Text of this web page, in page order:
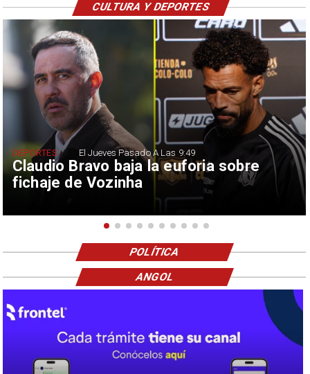
Claudio Bravo baja la euforia sobre
fichaje de Vozinha
DEPORTES El Jueves Pasado A Las 9:49
CULTURA Y DEPORTES
POLÍTICA
ANGOL